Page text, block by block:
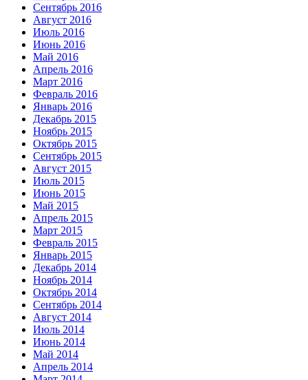
Сентябрь 2016
Август 2016
Июль 2016
Июнь 2016
Май 2016
Апрель 2016
Март 2016
Февраль 2016
Январь 2016
Декабрь 2015
Ноябрь 2015
Октябрь 2015
Сентябрь 2015
Август 2015
Июль 2015
Июнь 2015
Май 2015
Апрель 2015
Март 2015
Февраль 2015
Январь 2015
Декабрь 2014
Ноябрь 2014
Октябрь 2014
Сентябрь 2014
Август 2014
Июль 2014
Июнь 2014
Май 2014
Апрель 2014